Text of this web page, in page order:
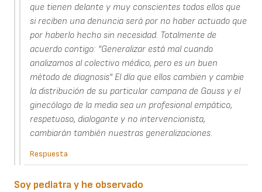
que tienen delante y muy conscientes todos ellos que
si reciben una denuncia será por no haber actuado que
por haberlo hecho sin necesidad. Totalmente de
acuerdo contigo: "Generalizar está mal cuando
analizamos al colectivo médico, pero es un buen
método de diagnosis" El día que ellos cambien y cambie
la distribución de su particular campana de Gauss y el
ginecólogo de la media sea un profesional empático,
respetuoso, dialogante y no intervencionista,
cambiarán también nuestras generalizaciones.
Respuesta
Soy pediatra y he observado